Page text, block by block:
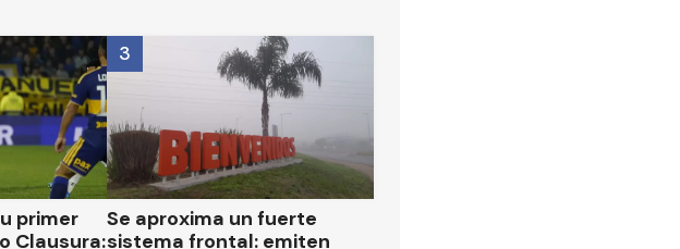
primer
Clausura:
Se aproxima un fuerte
sistema frontal: emiten
3